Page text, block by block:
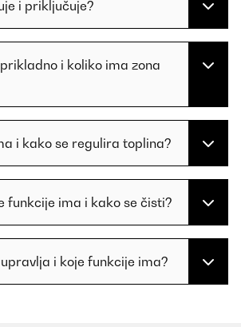
i priključuje?
i koliko ima zona
i kako se regulira toplina?
funkcije ima i kako se čisti?
i koje funkcije ima?